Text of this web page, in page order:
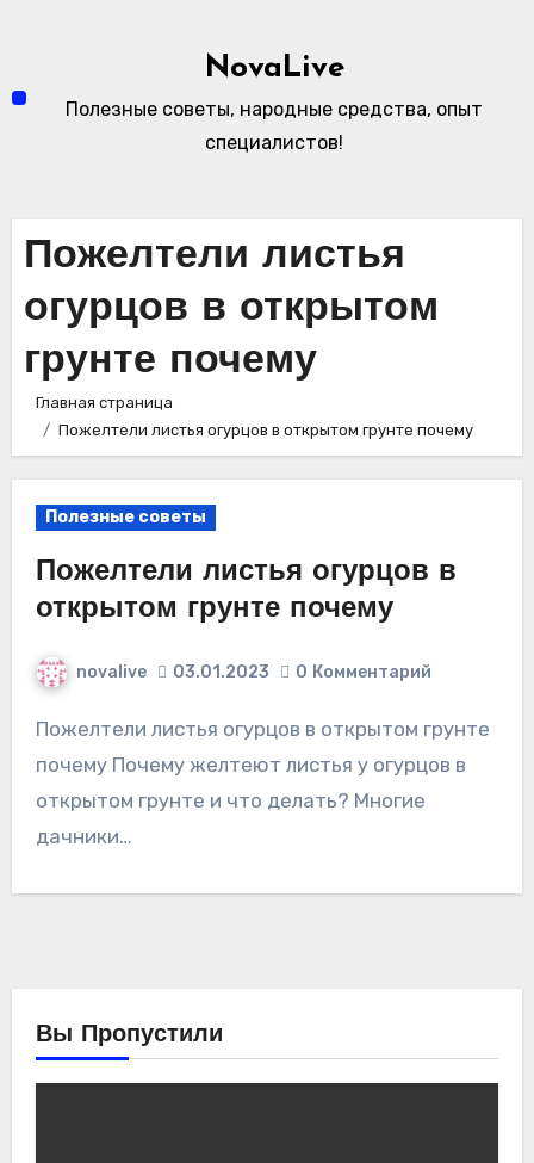
NovaLive
Полезные советы, народные средства, опыт
специалистов!
Пожелтели листья
огурцов в открытом
грунте почему
Главная страница
Пожелтели листья огурцов в открытом грунте почему
Полезные советы
Пожелтели листья огурцов в
открытом грунте почему
novalive 03.01.2023 0 Комментарий
Пожелтели листья огурцов в открытом грунте
почему Почему желтеют листья у огурцов в
открытом грунте и что делать? Многие
дачники…
Вы Пропустили